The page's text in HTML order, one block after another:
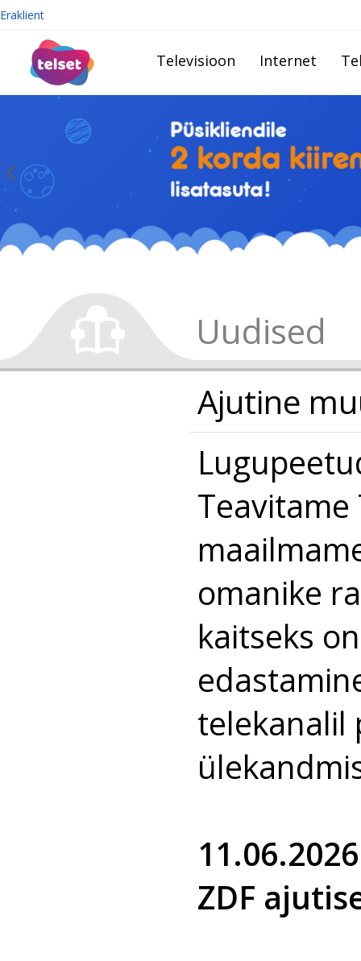
Eraklient
Televisioon Internet
Uudised
Ajutine
Teavitame
omanike
kaitseks
telekanalil
ZDF